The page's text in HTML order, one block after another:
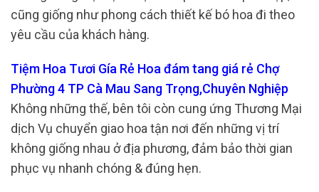
cũng giống như phong cách thiết kế bó hoa đi theo
yêu cầu của khách hàng.
Tiệm Hoa Tươi Gía Rẻ Hoa đám tang giá rẻ Chợ
Phường 4 TP Cà Mau Sang Trọng,Chuyên Nghiệp
Không những thế, bên tôi còn cung ứng Thương Mại
dịch Vụ chuyển giao hoa tận nơi đến những vị trí
không giống nhau ở địa phương, đảm bảo thời gian
phục vụ nhanh chóng & đúng hẹn.